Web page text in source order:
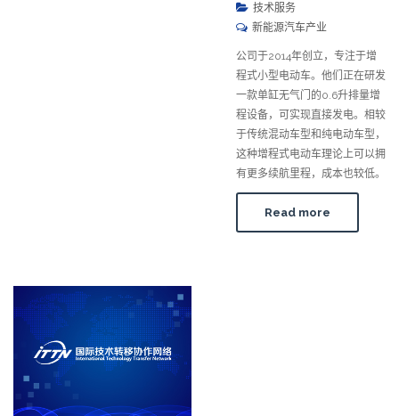
技术服务
新能源汽车产业
公司于2014年创立，专注于增
程式小型电动车。他们正在研发
一款单缸无气门的0.6升排量增
程设备，可实现直接发电。相较
于传统混动车型和纯电动车型，
这种增程式电动车理论上可以拥
有更多续航里程，成本也较低。
Read more